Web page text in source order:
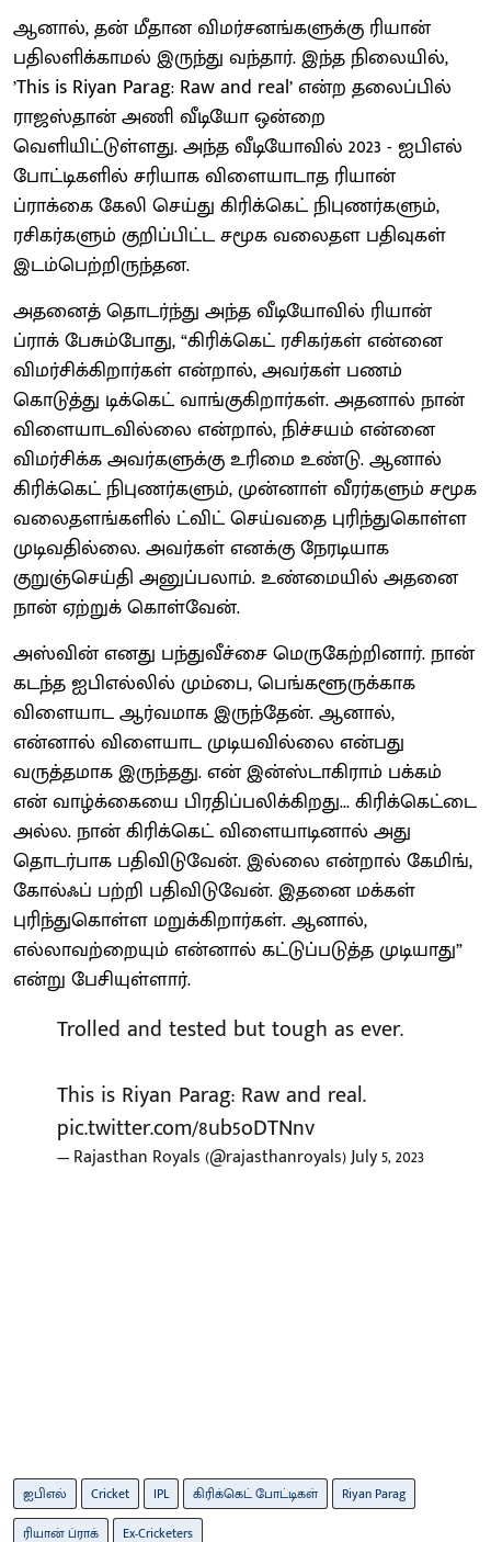
ஆனால், தன் மீதான விமர்சனங்களுக்கு ரியான்
பதிலளிக்காமல் இருந்து வந்தார். இந்த நிலையில்,
’This is Riyan Parag: Raw and real’ என்ற தலைப்பில்
ராஜஸ்தான் அணி வீடியோ ஒன்றை
வெளியிட்டுள்ளது. அந்த வீடியோவில் 2023 - ஐபிஎல்
போட்டிகளில் சரியாக விளையாடாத ரியான்
ப்ராக்கை கேலி செய்து கிரிக்கெட் நிபுணர்களும்,
ரசிகர்களும் குறிப்பிட்ட சமூக வலைதள பதிவுகள்
இடம்பெற்றிருந்தன.
அதனைத் தொடர்ந்து அந்த வீடியோவில் ரியான்
ப்ராக் பேசும்போது, “கிரிக்கெட் ரசிகர்கள் என்னை
விமர்சிக்கிறார்கள் என்றால், அவர்கள் பணம்
கொடுத்து டிக்கெட் வாங்குகிறார்கள். அதனால் நான்
விளையாடவில்லை என்றால், நிச்சயம் என்னை
விமர்சிக்க அவர்களுக்கு உரிமை உண்டு. ஆனால்
கிரிக்கெட் நிபுணர்களும், முன்னாள் வீரர்களும் சமூக
வலைதளங்களில் ட்விட் செய்வதை புரிந்துகொள்ள
முடிவதில்லை. அவர்கள் எனக்கு நேரடியாக
குறுஞ்செய்தி அனுப்பலாம். உண்மையில் அதனை
நான் ஏற்றுக் கொள்வேன்.
அஸ்வின் எனது பந்துவீச்சை மெருகேற்றினார். நான்
கடந்த ஐபிஎல்லில் மும்பை, பெங்களூருக்காக
விளையாட ஆர்வமாக இருந்தேன். ஆனால்,
என்னால் விளையாட முடியவில்லை என்பது
வருத்தமாக இருந்தது. என் இன்ஸ்டாகிராம் பக்கம்
என் வாழ்க்கையை பிரதிப்பலிக்கிறது... கிரிக்கெட்டை
அல்ல. நான் கிரிக்கெட் விளையாடினால் அது
தொடர்பாக பதிவிடுவேன். இல்லை என்றால் கேமிங்,
கோல்ஃப் பற்றி பதிவிடுவேன். இதனை மக்கள்
புரிந்துகொள்ள மறுக்கிறார்கள். ஆனால்,
எல்லாவற்றையும் என்னால் கட்டுப்படுத்த முடியாது”
என்று பேசியுள்ளார்.
Trolled and tested but tough as ever.
This is Riyan Parag: Raw and real.
pic.twitter.com/8ub5oDTNnv
— Rajasthan Royals (@rajasthanroyals)July 5, 2023
ஐபிஎல் Cricket IPL கிரிக்கெட் போட்டிகள்
Riyan Parag
ரியான் ப்ராக்
Ex-Cricketers